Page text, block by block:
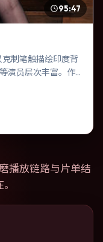
95:47
制笔触描绘印度背
演员层次丰富。作
逐步推向不可逆转
力。
播放链路与片单结